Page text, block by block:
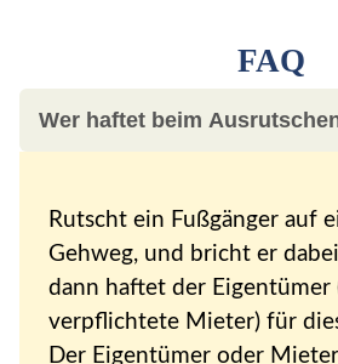
FAQ
Wer haftet beim
Rutscht ein Fußgänger auf
Gehweg, und bricht er
dann haftet der Eigentümer
verpflichtete Mieter) für
Der Eigentümer oder